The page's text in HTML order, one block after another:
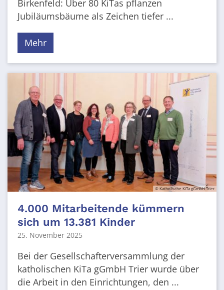
Birkenfeld: Über 80 KiTas pflanzen
Jubiläumsbäume als Zeichen tiefer ...
Mehr
© Katholische KiTa gGmbH Trier
4.000 Mitarbeitende kümmern
sich um 13.381 Kinder
25. November 2025
Bei der Gesellschafterversammlung der
katholischen KiTa gGmbH Trier wurde über
die Arbeit in den Einrichtungen, den ...